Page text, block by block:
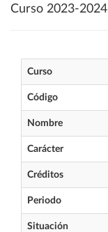
Curso 2023-2024
Curso
Código
Nombre
Carácter
Créditos
Periodo
Situación